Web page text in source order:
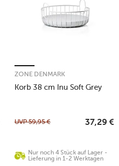
Korb 38 cm Inu Soft Grey
ZONE DENMARK
Nur noch 4 Stück auf Lager -
Lieferung in 1-2 Werktagen
UVP59,95 € 37,29 €